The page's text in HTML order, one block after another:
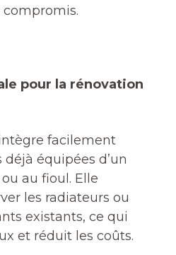
pour la rénovation
facilement
équipées d’un
au fioul. Elle
les radiateurs ou
existants, ce qui
et réduit les coûts.